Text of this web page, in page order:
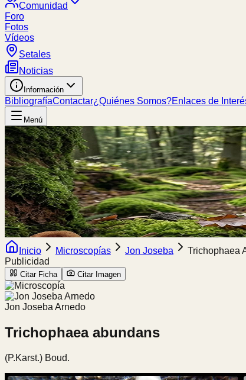
Comunidad
Foro
Fotos
Vídeos
Setales
Noticias
Información
BibliografíaContactar¿Quiénes Somos?Enlaces de
Menú
Inicio Microscopías Jon Joseba
Trichophaea
Publicidad
Citar Ficha Citar Imagen
Jon Joseba Arnedo
Trichophaea abundans
(P.Karst.) Boud.